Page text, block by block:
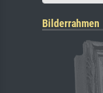
Bilderrahmen